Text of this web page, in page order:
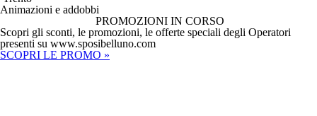
Animazioni e addobbi
PROMOZIONI IN CORSO
Scopri gli sconti, le promozioni, le offerte speciali degli Operatori
presenti su www.sposibelluno.com
SCOPRI LE PROMO »